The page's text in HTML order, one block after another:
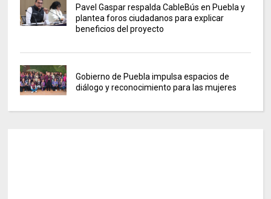
Pavel Gaspar respalda CableBús en Puebla y
plantea foros ciudadanos para explicar
beneficios del proyecto
Gobierno de Puebla impulsa espacios de
diálogo y reconocimiento para las mujeres